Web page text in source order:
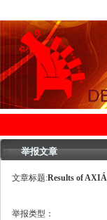
举报文章
文章标题:Results of
举报类型：